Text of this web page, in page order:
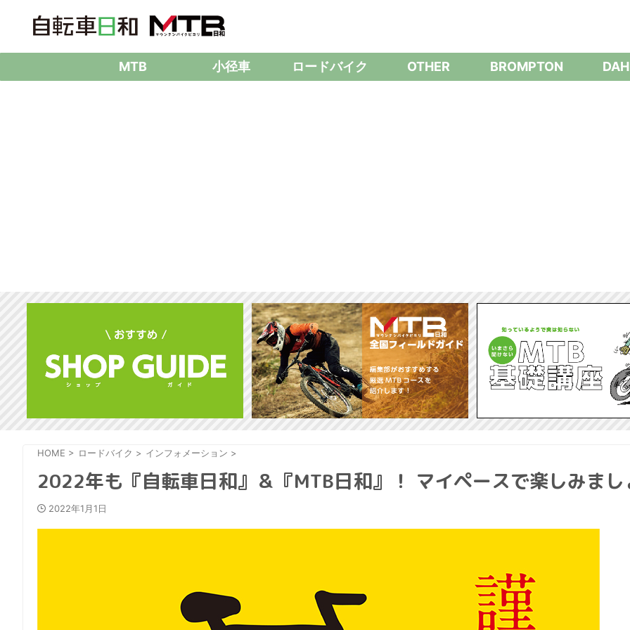
MTB 小径車 ロードバイク OTHER BROMPTON
HOME > ロードバイク > インフォメーション >
2022年も『自転車日和』＆『MTB日和』！ マイペースで楽しみまし
2022年1月1日